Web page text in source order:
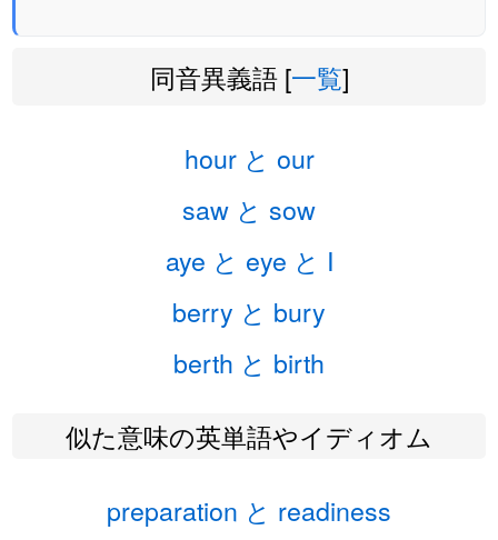
同音異義語 [一覧]
hour と our
saw と sow
aye と eye と I
berry と bury
berth と birth
似た意味の英単語やイディオム
preparation と readiness